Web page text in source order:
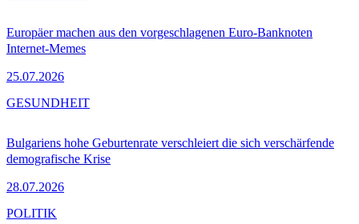
Europäer machen aus den vorgeschlagenen Euro-Banknoten
Internet-Memes
25.07.2026
Bulgariens hohe Geburtenrate verschleiert die sich verschärfende
demografische Krise
28.07.2026
GESUNDHEIT
POLITIK